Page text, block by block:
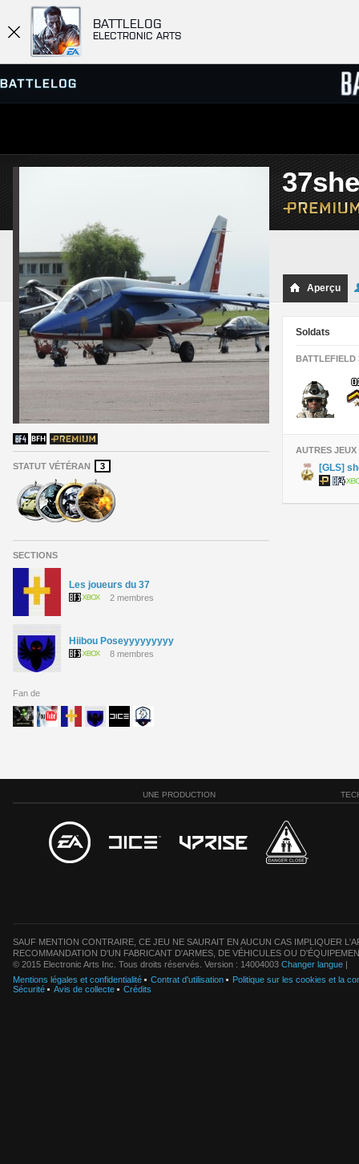
BATTLELOG
ELECTRONIC ARTS
SERVEURS
STATUT VÉTÉRAN 3
SECTIONS
Les joueurs du 37
2 membres
Hiibou Poseyyyyyyyyy
8 membres
Fan de
Aperçu
Soldats
BATTLEFIELD
AUTRES JEUX
[GLS]
UNE PRODUCTION
SAUF MENTION CONTRAIRE, CE JEU NE SAURAIT EN AUCUN CAS IMPLIQUER
RECOMMANDATION D'UN FABRICANT D'ARMES, DE VÉHICULES OU
© 2015 Electronic Arts Inc. Tous droits réservés. Version : 14004003 Changer langue |
Mentions légales et confidentialité
Contrat d'utilisation
Politique sur les cookies et la
Sécurité
Avis de collecte Crédits